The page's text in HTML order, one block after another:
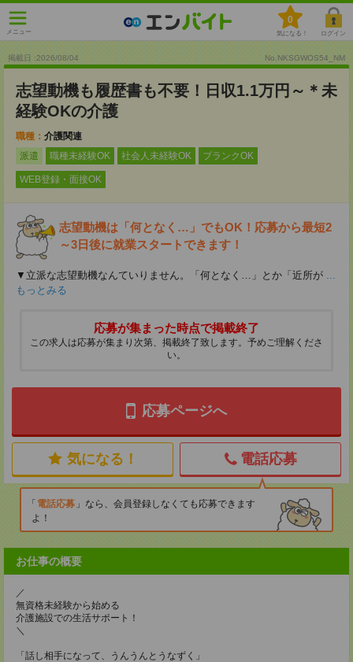
メニュー
0
気になる！ ログイン
掲載日 :2026/08/04 No.NKSGWOS54_NM
志望動機も履歴書も不要！日収1.1万円～＊未
経験OKの介護
職種： 介護関連
派遣
職種未経験OK 社会人未経験OK ブランクOK
WEB登録・面接OK
志望動機は「何となく…」でもOK！応募から最短2
～3日後に就業スタートできます！
▼立派な志望動機なんていりません。「何となく…」とか「近所が ...
もっとみる
応募が集まった時点で掲載終了
この求人は応募が集まり次第、掲載終了致します。予めご理解くださ
い。
応募ページへ
気になる！ 電話応募
電話応募
なら、会員登録しなくても応募できます
よ！
お仕事の概要
／
無資格未経験から始める
介護施設での生活サポート！
＼
「話し相手になって、うんうんとうなずく」